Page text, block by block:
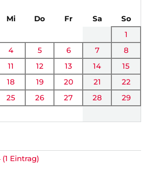
Mittwoch
Donnerstag
Freitag SamstagSo
1
4 5 6 7
8
11 12 13 14
15
18 19 20 21
22
25 26 27 28
29
Eintrag)
Fanshop
KOOPERATIONEN
Förderverein
AOK Bayern